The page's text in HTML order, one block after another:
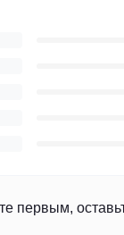
первым,